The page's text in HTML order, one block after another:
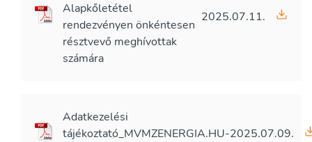
Alapkőletétel
rendezvényen önkéntesen
résztvevő meghívottak
számára
2025.07.11.
Adatkezelési
tájékoztató_MVMZENERGIA.HU-2025.07.09.